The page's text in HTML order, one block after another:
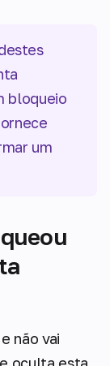
bloqueio
um
não vai